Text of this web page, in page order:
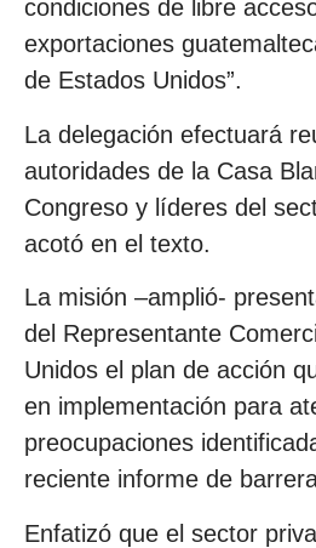
condiciones de libre
exportaciones
de Estados Unidos”.
La delegación efectuará
autoridades de la Casa
Congreso y líderes del
acotó en el texto.
La misión –amplió-
del Representante
Unidos el plan de acción
en implementación para
preocupaciones
reciente informe de
Enfatizó que el sector